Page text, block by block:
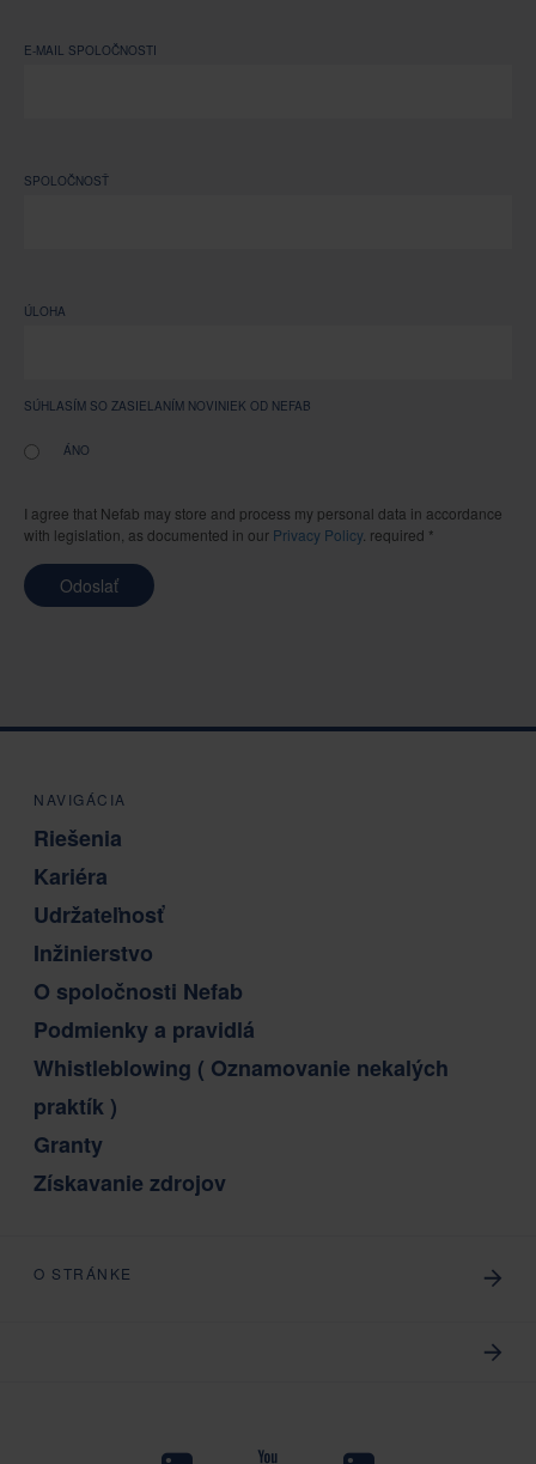
E-MAIL SPOLOČNOSTI
SPOLOČNOSŤ
ÚLOHA
SÚHLASÍM SO ZASIELANÍM NOVINIEK OD NEFAB
ÁNO
I agree that Nefab may store and process my personal data in accordance
with legislation, as documented in our Privacy Policy. required *
Odoslať
NAVIGÁCIA
Riešenia
Kariéra
Udržateľnosť
Inžinierstvo
O spoločnosti Nefab
Podmienky a pravidlá
Whistleblowing ( Oznamovanie nekalých
praktík )
Granty
Získavanie zdrojov
O STRÁNKE